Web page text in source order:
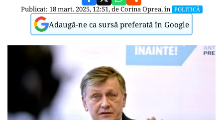
Publicat: 18 mart. 2025, 12:51, deCorina Oprea, în POLITICĂ
Adaugă-ne ca sursă preferată în Google